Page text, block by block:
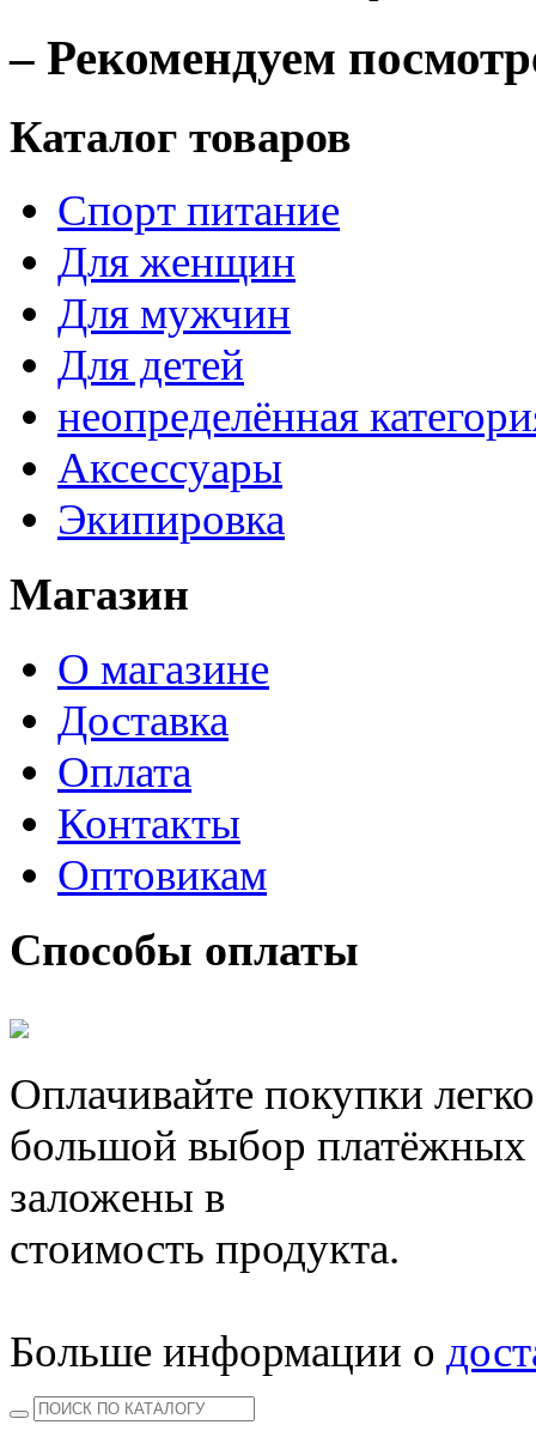
– Рекомендуем
Каталог товаров
Спорт питание
Для женщин
Для мужчин
Для детей
неопределённая
Аксессуары
Экипировка
Магазин
О магазине
Доставка
Оплата
Контакты
Оптовикам
Способы оплаты
Оплачивайте покупки
большой выбор
заложены в
стоимость продукта.
Больше информации о